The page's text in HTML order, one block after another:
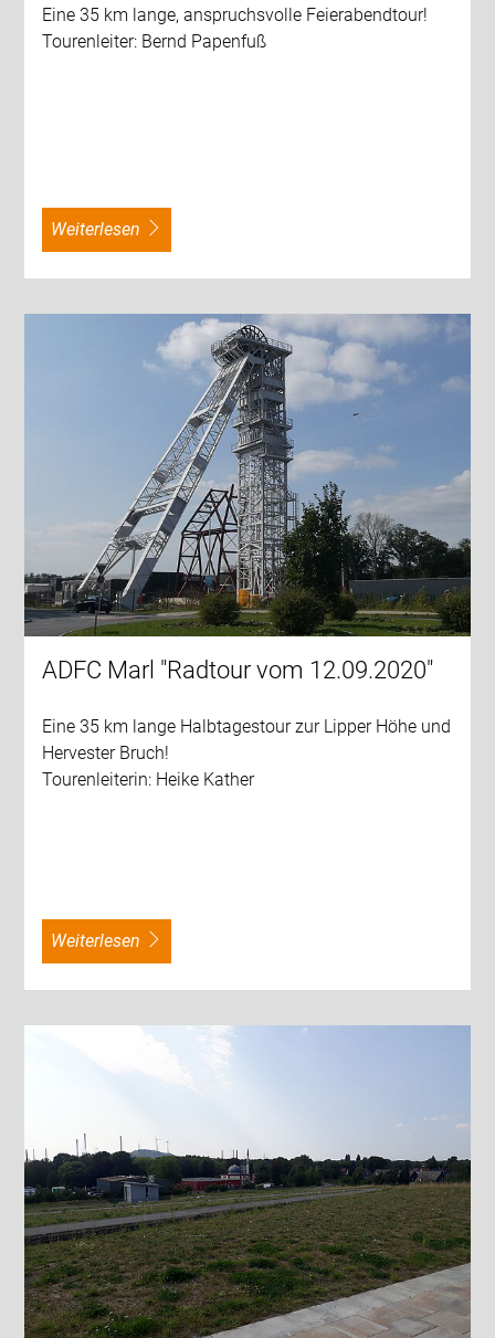
Eine 35 km lange, anspruchsvolle Feierabendtour!
Tourenleiter: Bernd Papenfuß
weiterlesen
ADFC Marl "Radtour vom 12.09.2020"
Eine 35 km lange Halbtagestour zur Lipper Höhe und
Hervester Bruch!
Tourenleiterin: Heike Kather
weiterlesen